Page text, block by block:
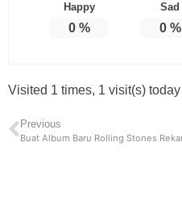
Happy
0%
Sad
0%
Visited 1 times, 1 visit(s) today
Previous